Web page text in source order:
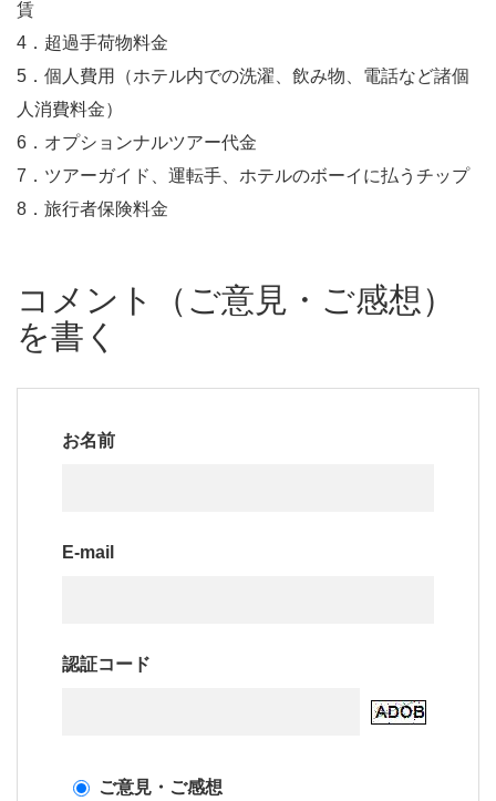
賃
4．超過手荷物料金
5．個人費用（ホテル内での洗濯、飲み物、電話など諸個
人消費料金）
6．オプションナルツアー代金
7．ツアーガイド、運転手、ホテルのボーイに払うチップ
8．旅行者保険料金
コメント（ご意見・ご感想）
を書く
お名前
E-mail
認証コード
ご意見・ご感想